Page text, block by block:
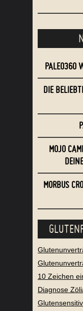
PALEO360
DIE
MOJO
MORBUS
10 Zeichen
Diagnose